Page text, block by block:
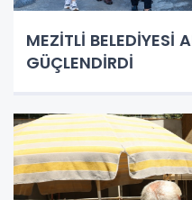
MEZİTLİ BELEDİYESİ
GÜÇLENDİRDİ